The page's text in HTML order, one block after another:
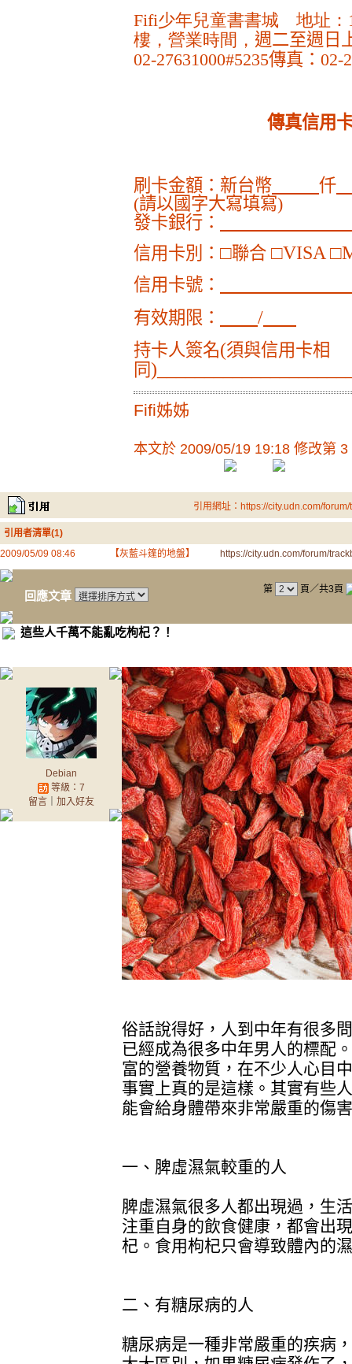
Fifi少年兒童書書城 地址：
樓，營業時間， 週二至週日
02-27631000#5235傳真： 02-
傳真信用
刷卡金額：新台幣
仟
(請以國字大寫填寫)
發卡銀行：
信用卡別： □聯合 □VISA □
信用卡號：
有效期限：
/
持卡人簽名(須與信用卡相
同)
Fifi姊姊
本文於 2009/05/19 19:18 修改第 3
引用網址：https://city.udn.com/
引用者清單(1)
2009/05/09 08:46
【灰藍斗篷的地盤】 https://city.udn.com/forum/
回應文章 第 頁／共3頁
這些人千萬不能亂吃枸杞？！
Debian
等級：7
留言｜ 加入好友
俗話說得好，人到中年有很多
已經成為很多中年男人的標配
富的營養物質，在不少人心目
事實上真的是這樣。其實有些
能會給身體帶來非常嚴重的傷
一、脾虛濕氣較重的人
脾虛濕氣很多人都出現過，生
注重自身的飲食健康，都會出
杞。食用枸杞只會導致體內的
二、有糖尿病的人
糖尿病是一種非常嚴重的疾病